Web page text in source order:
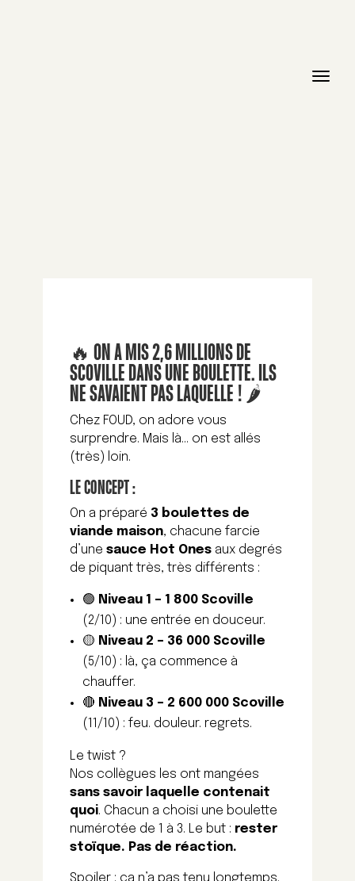
🔥 ON A MIS 2,6 MILLIONS DE
SCOVILLE DANS UNE BOULETTE. ILS
NE SAVAIENT PAS LAQUELLE ! 🌶️
Chez FOUD, on adore vous
surprendre. Mais là… on est allés
(très) loin.
LE CONCEPT :
On a préparé 3 boulettes de
viande maison, chacune farcie
d’une sauce Hot Onesaux degrés
de piquant très, très différents :
🟢 Niveau 1 – 1 800 Scoville
(2/10) : une entrée en douceur.
🟡 Niveau 2 – 36 000 Scoville
(5/10) : là, ça commence à
chauffer.
🔴 Niveau 3 – 2 600 000 Scoville
(11/10) : feu. douleur. regrets.
Le twist ?
Nos collègues les ont mangées
sans savoir laquelle contenait
quoi. Chacun a choisi une boulette
numérotée de 1 à 3. Le but : rester
stoïque. Pas de réaction.
Spoiler : ça n’a pas tenu longtemps.